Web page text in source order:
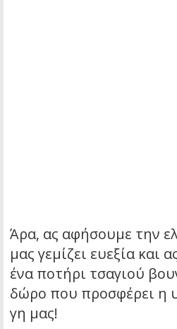
Άρα, ας αφήσουμε την
μας γεμίζει ευεξία και
ένα ποτήρι τσαγιού
δώρο που προσφέρει η
γη μας!